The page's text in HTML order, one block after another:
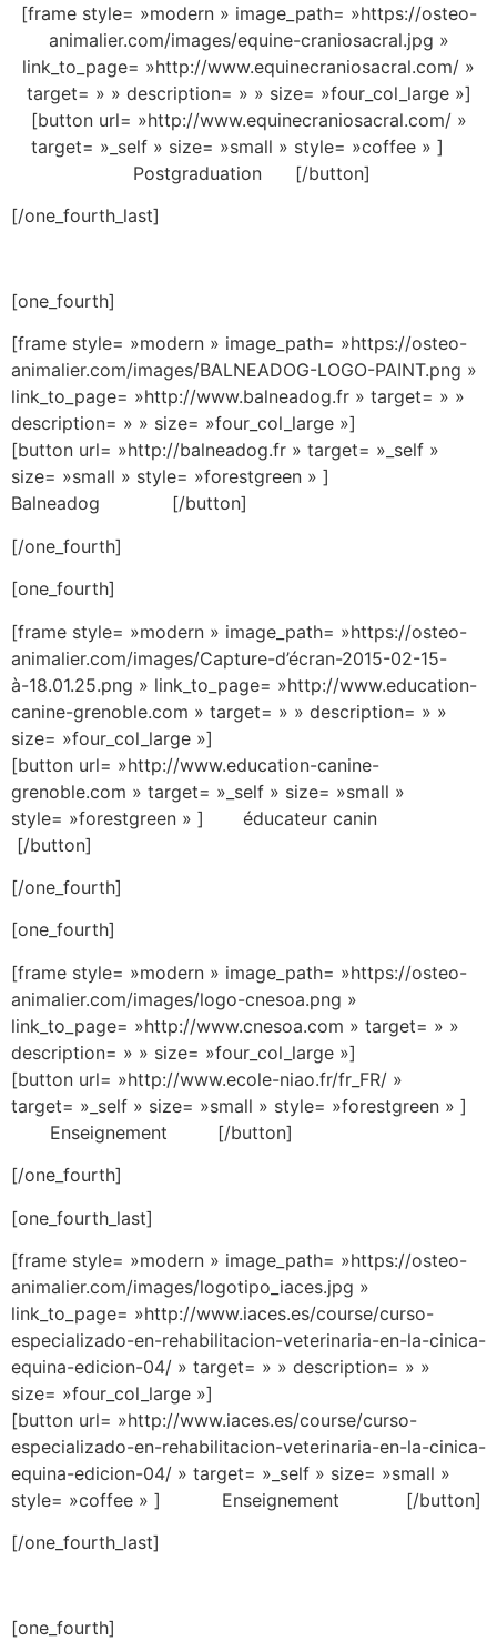
[frame style= »modern » image_path= »https://osteo-
animalier.com/images/equine-craniosacral.jpg »
link_to_page= »http://www.equinecraniosacral.com/ »
target= » » description= » » size= »four_col_large »]
[button url= »http://www.equinecraniosacral.com/ »
target= »_self » size= »small » style= »coffee » ]
Postgraduation [/button]
[/one_fourth_last]
[one_fourth]
[frame style= »modern » image_path= »https://osteo-
animalier.com/images/BALNEADOG-LOGO-PAINT.png »
link_to_page= »http://www.balneadog.fr » target= » »
description= » » size= »four_col_large »]
[button url= »http://balneadog.fr » target= »_self »
size= »small » style= »forestgreen » ]
Balneadog [/button]
[/one_fourth]
[one_fourth]
[frame style= »modern » image_path= »https://osteo-
animalier.com/images/Capture-d’écran-2015-02-15-
à-18.01.25.png » link_to_page= »http://www.education-
canine-grenoble.com » target= » » description= » »
size= »four_col_large »]
[button url= »http://www.education-canine-
grenoble.com » target= »_self » size= »small »
style= »forestgreen » ] éducateur canin
[/button]
[/one_fourth]
[one_fourth]
[frame style= »modern » image_path= »https://osteo-
animalier.com/images/logo-cnesoa.png »
link_to_page= »http://www.cnesoa.com » target= » »
description= » » size= »four_col_large »]
[button url= »http://www.ecole-niao.fr/fr_FR/ »
target= »_self » size= »small » style= »forestgreen » ]
Enseignement [/button]
[/one_fourth]
[one_fourth_last]
[frame style= »modern » image_path= »https://osteo-
animalier.com/images/logotipo_iaces.jpg »
link_to_page= »http://www.iaces.es/course/curso-
especializado-en-rehabilitacion-veterinaria-en-la-cinica-
equina-edicion-04/ » target= » » description= » »
size= »four_col_large »]
[button url= »http://www.iaces.es/course/curso-
especializado-en-rehabilitacion-veterinaria-en-la-cinica-
equina-edicion-04/ » target= »_self » size= »small »
style= »coffee » ] Enseignement [/button]
[/one_fourth_last]
[one_fourth]